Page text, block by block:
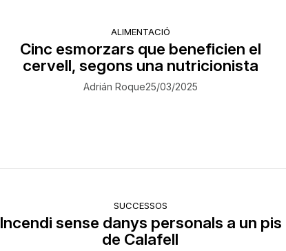
ALIMENTACIÓ
Cinc esmorzars que beneficien el
cervell, segons una nutricionista
Adrián Roque25/03/2025
SUCCESSOS
Incendi sense danys personals a un pis
de Calafell